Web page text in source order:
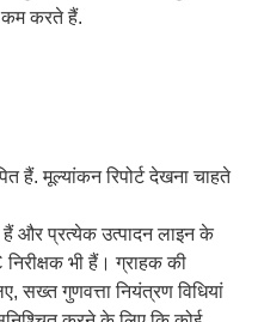
कम करते हैं.
हैं. मूल्यांकन रिपोर्ट देखना चाहते
हैं और प्रत्येक उत्पादन लाइन के
भी हैं। ग्राहक की
गुणवत्ता नियंत्रण विधियां